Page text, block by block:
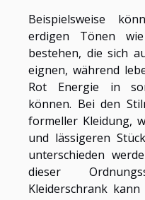
Beispielsweise
erdigen Tönen
bestehen, die sich
eignen, während
Rot Energie in
können. Bei den
formeller Kleidung,
und lässigeren
unterschieden
dieser
Kleiderschrank